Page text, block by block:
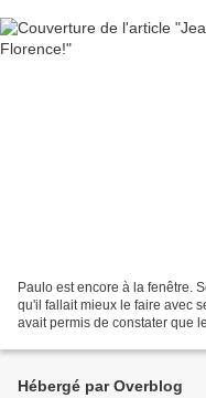
Paulo est encore à la fenêtre.
qu'il fallait mieux le faire avec
avait permis de constater que
Hébergé par Overblog